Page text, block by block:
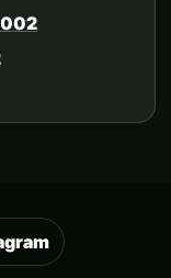
002